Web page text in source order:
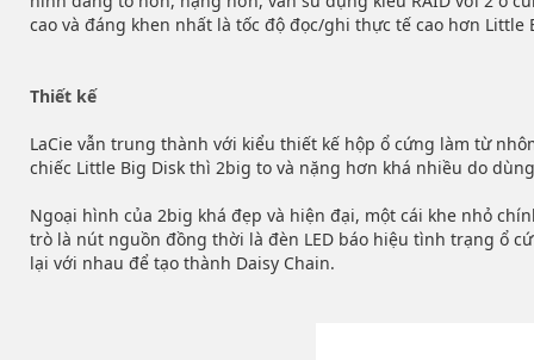
cao và đáng khen nhất là tốc độ đọc/ghi thực tế cao hơn Little
Thiết kế
LaCie vẫn trung thành với kiểu thiết kế hộp ổ cứng làm từ
chiếc Little Big Disk thì 2big to và nặng hơn khá nhiều do
Ngoại hình của 2big khá đẹp và hiện đại, một cái khe nhỏ
trò là nút nguồn đồng thời là đèn LED báo hiệu tình trạng ổ
lại với nhau để tạo thành Daisy Chain.